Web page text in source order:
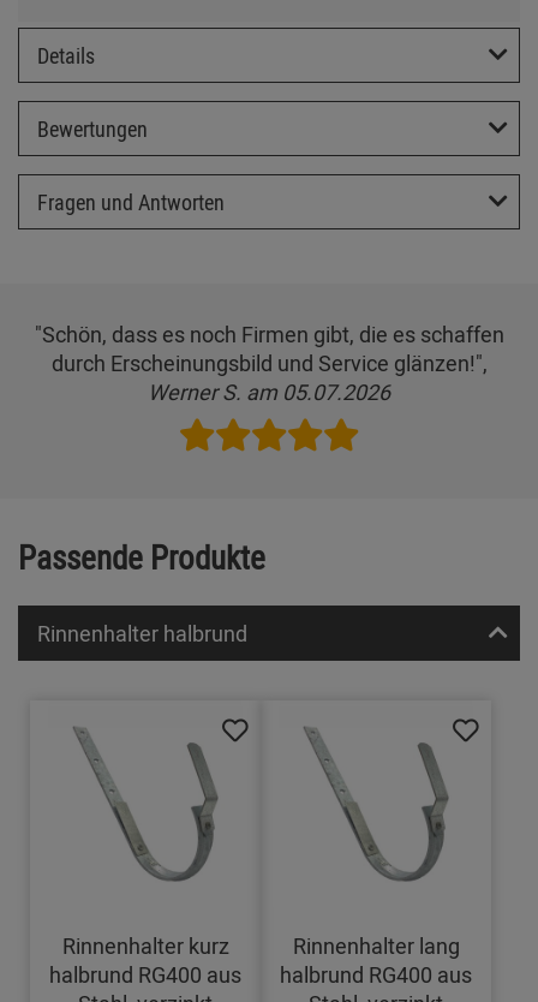
Details
Bewertungen
Fragen und Antworten
"Schön, dass es noch Firmen gibt, die es schaffen
durch Erscheinungsbild und Service glänzen!",
Werner S. am 05.07.2026
Passende Produkte
Rinnenhalter halbrund
Rinnenhalter kurz
halbrund RG400 aus
Rinnenhalter lang
halbrund RG400 aus